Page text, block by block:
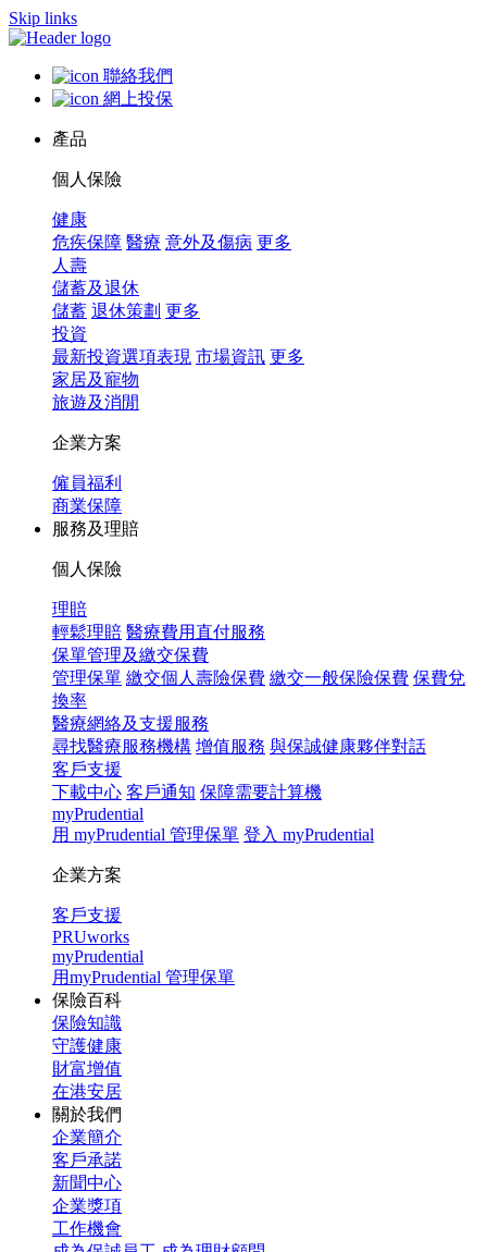
Skip links
聯絡我們
網上投保
產品
個人保險
健康
危疾保障 醫療 意外及傷病 更多
人壽
儲蓄及退休
儲蓄 退休策劃 更多
投資
最新投資選項表現 市場資訊 更多
家居及寵物
旅遊及消閒
企業方案
僱員福利
商業保障
服務及理賠
個人保險
理賠
輕鬆理賠 醫療費用直付服務
保單管理及繳交保費
管理保單 繳交個人壽險保費 繳交一般保險保費 保費兌
換率
醫療網絡及支援服務
尋找醫療服務機構 增值服務 與保誠健康夥伴對話
客戶支援
下載中心 客戶通知 保障需要計算機
myPrudential
用 myPrudential 管理保單 登入 myPrudential
企業方案
客戶支援
PRUworks
myPrudential
用myPrudential 管理保單
保險百科
保險知識
守護健康
財富增值
在港安居
關於我們
企業簡介
客戶承諾
新聞中心
企業獎項
工作機會